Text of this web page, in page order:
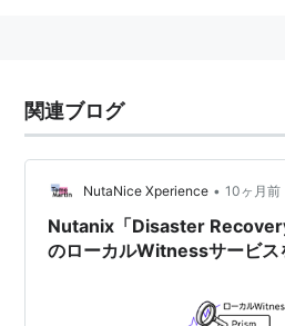
関連ブログ
NutaNice Xperience • 10ヶ月前
Nutanix「Disaster
のローカルWitnessサービス